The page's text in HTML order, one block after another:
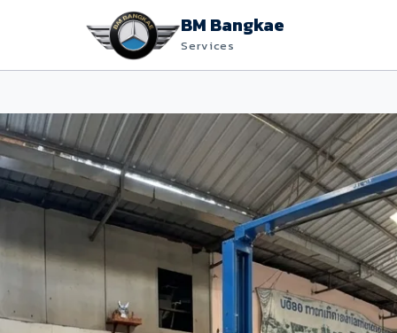
BM Bangkae
Services